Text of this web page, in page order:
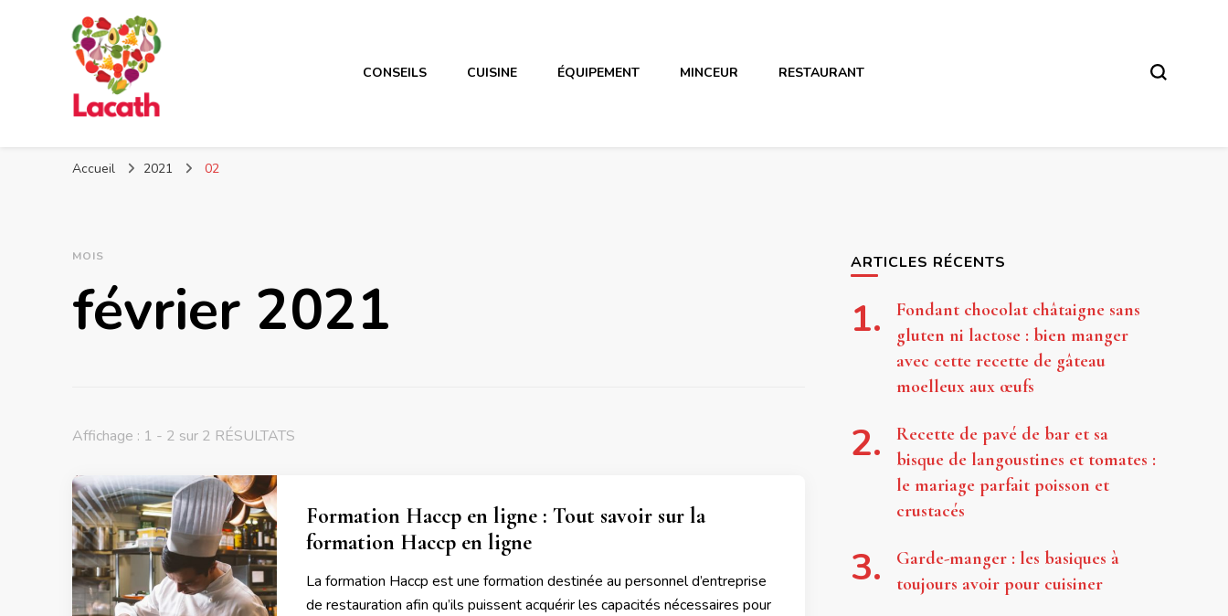
Lacath
CONSEILS CUISINE ÉQUIPEMENT MINCEUR RESTAURANT
Accueil 2021 02
MOIS
février 2021
Affichage : 1 - 2 sur 2 RÉSULTATS
Formation Haccp en ligne : Tout savoir sur la
formation Haccp en ligne
La formation Haccp est une formation destinée au personnel d’entreprise
de restauration afin qu’ils puissent acquérir les capacités nécessaires pour
ARTICLES RÉCENTS
Fondant chocolat châtaigne sans
gluten ni lactose : bien manger
avec cette recette de gâteau
moelleux aux œufs
Recette de pavé de bar et sa
bisque de langoustines et tomates :
le mariage parfait poisson et
crustacés
Garde-manger : les basiques à
toujours avoir pour cuisiner